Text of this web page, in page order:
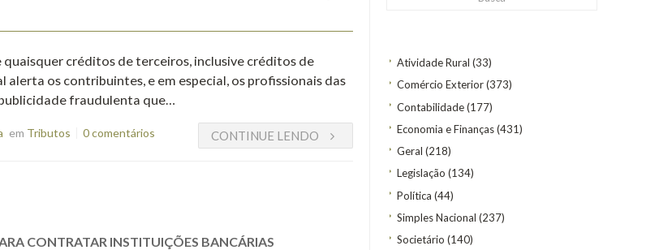
Atividade Rural (33)
Comércio Exterior(373)
Contabilidade(177)
Economia e Finanças(431)
Geral (218)
Legislação (134)
Política (44)
Simples Nacional (237)
Societário (140)
créditos de terceiros, inclusive créditos de
os contribuintes, e em especial, os profissionais das
fraudulenta que…
em Tributos 0 comentários CONTINUE LENDO
CONTRATAR INSTITUIÇÕES BANCÁRIAS